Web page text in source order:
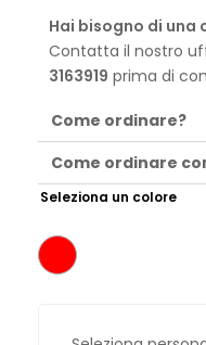
Hai bisogno di
Contatta il nostro
3163919 prima di
Come ordinare?
Come ordinare
Seleziona un colore